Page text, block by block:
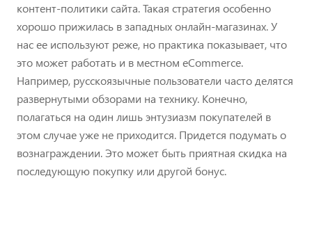
контент-политики сайта. Такая стратегия особенно
хорошо прижилась в западных онлайн-магазинах. У
нас ее используют реже, но практика показывает, что
это может работать и в местном eCommerce.
Например, русскоязычные пользователи часто делятся
развернутыми обзорами на технику. Конечно,
полагаться на один лишь энтузиазм покупателей в
этом случае уже не приходится. Придется подумать о
вознаграждении. Это может быть приятная скидка на
последующую покупку или другой бонус.